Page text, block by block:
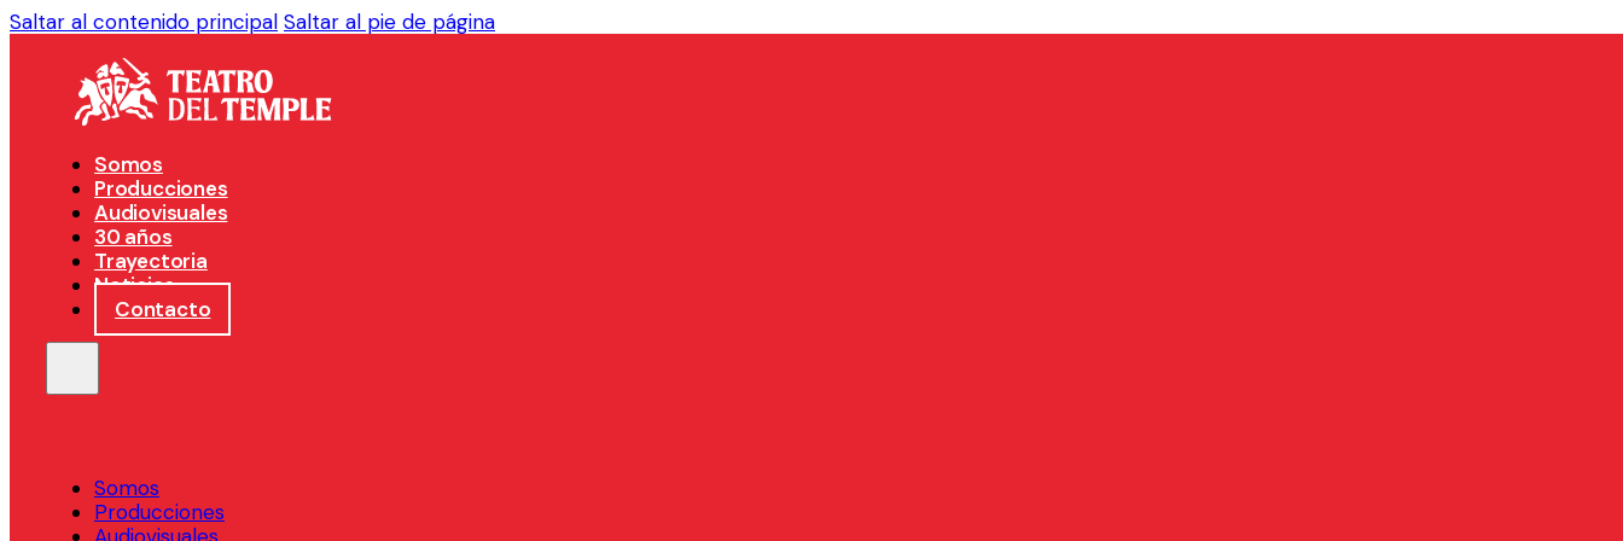
Saltar al contenido principal Saltar al pie de página
Somos
Producciones
Audiovisuales
30 años
Trayectoria
Noticias
Contacto
Somos
Producciones